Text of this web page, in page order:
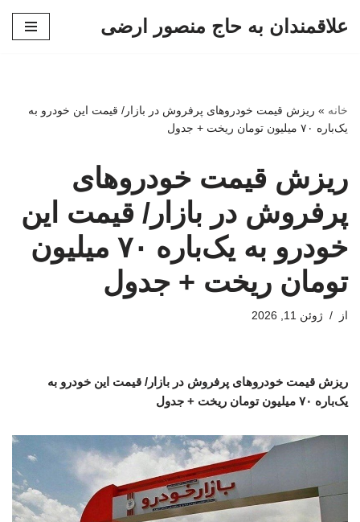
علاقمندان به حاج منصور ارضی
خانه » ریزش قیمت خودروهای پرفروش در بازار/ قیمت این خودرو به
یک‌باره ۷۰ میلیون تومان ریخت + جدول
ریزش قیمت خودروهای
پرفروش در بازار/ قیمت این
خودرو به یک‌باره ۷۰ میلیون
تومان ریخت + جدول
از ژوئن 11, 2026
ریزش قیمت خودروهای پرفروش در بازار/ قیمت این خودرو به
یک‌باره ۷۰ میلیون تومان ریخت + جدول